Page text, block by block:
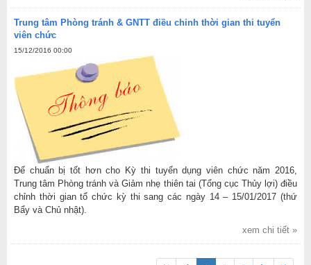
Trung tâm Phòng tránh & GNTT điều chỉnh thời gian thi tuyển
viên chức
15/12/2016 00:00
Để chuẩn bị tốt hơn cho Kỳ thi tuyển dụng viên chức năm 2016,
Trung tâm Phòng tránh và Giảm nhẹ thiên tai (Tổng cục Thủy lợi) điều
chỉnh thời gian tổ chức kỳ thi sang các ngày 14 – 15/01/2017 (thứ
Bẩy và Chủ nhật).
xem chi tiết »